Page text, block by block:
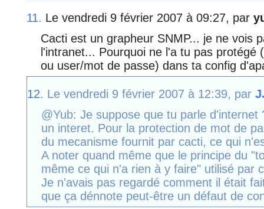
11. Le vendredi 9 février 2007 à 09:27, par
Cacti est un grapheur SNMP... je ne vois
l'intranet... Pourquoi ne l'a tu pas protégé
ou user/mot de passe) dans ta config
12. Le vendredi 9 février 2007 à 12:39, par
@Yub: Je suppose que tu parle
un interet. Pour la protection de mot de
du mecanisme fournit par cacti, ce qui
A noter quand même que le principe du
même ce qui n'a rien à y faire" utilisé par
Je n'avais pas regardé comment il était
que ça dénnote peut-être un défaut de